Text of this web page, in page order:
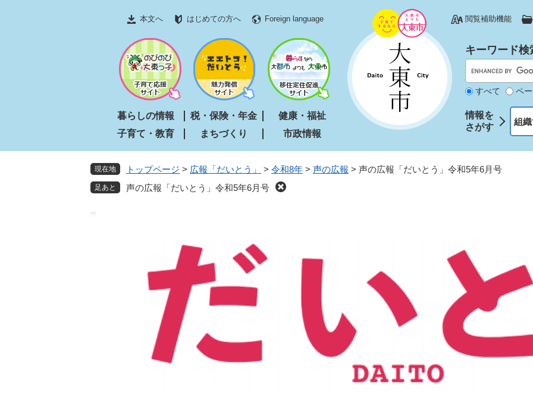
文
本文へ はじめての方へ Foreign language 閲覧補助機能
暮らしの情報 税・保険・年金
健康・福祉
子育て・教育
まちづくり 市政情報
キーワード検
すべて ペ
情報を
さがす
組
現在地 トップページ > 広報「だいとう」 > 令和8年 > 声の広報 > 声の広報「だいとう」令和5年6月号
声の広報「だいとう」令和5年6月号